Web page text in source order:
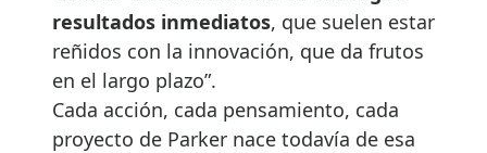
resultados inmediatos, que suelen estar
reñidos con la innovación, que da frutos
en el largo plazo”.
Cada acción, cada pensamiento, cada
proyecto de Parker nace todavía de esa